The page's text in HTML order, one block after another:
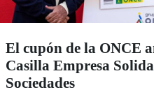
El cupón de la ONCE
Casilla Empresa
Sociedades